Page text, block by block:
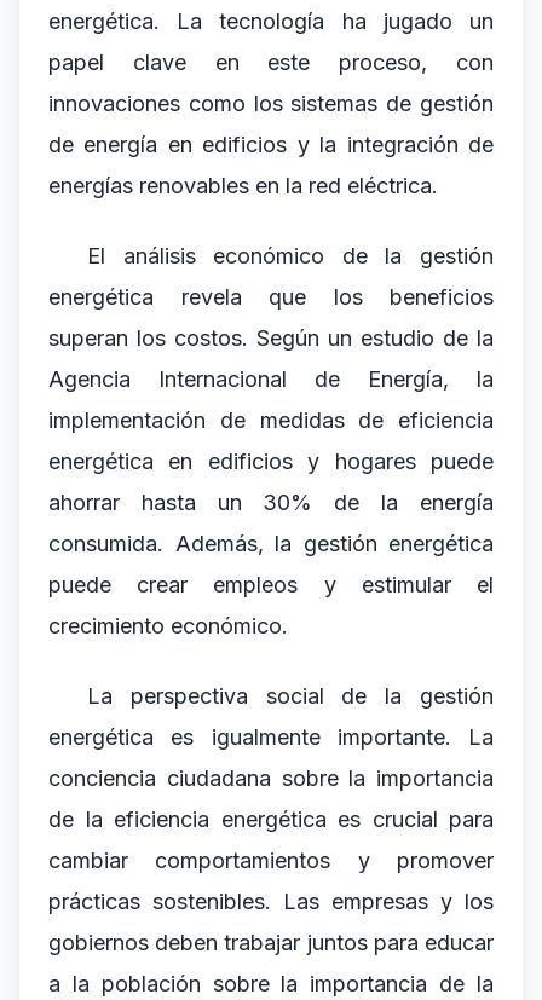
energética. La tecnología ha jugado un
papel clave en este proceso, con
innovaciones como los sistemas de gestión
de energía en edificios y la integración de
energías renovables en la red eléctrica.
El análisis económico de la gestión
energética revela que los beneficios
superan los costos. Según un estudio de la
Agencia Internacional de Energía, la
implementación de medidas de eficiencia
energética en edificios y hogares puede
ahorrar hasta un 30% de la energía
consumida. Además, la gestión energética
puede crear empleos y estimular el
crecimiento económico.
La perspectiva social de la gestión
energética es igualmente importante. La
conciencia ciudadana sobre la importancia
de la eficiencia energética es crucial para
cambiar comportamientos y promover
prácticas sostenibles. Las empresas y los
gobiernos deben trabajar juntos para educar
a la población sobre la importancia de la